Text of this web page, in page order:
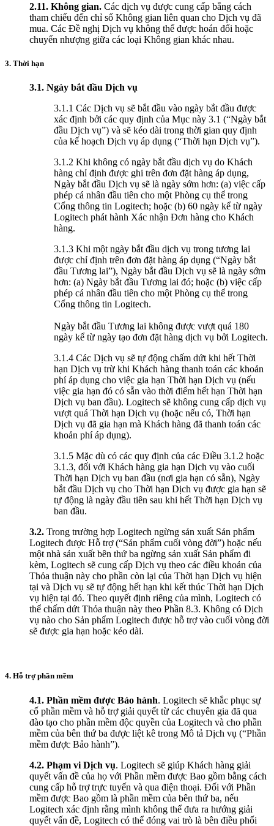
2.11. Không gian. Các dịch vụ được cung cấp bằng cách
tham chiếu đến chỉ số Không gian liên quan cho Dịch vụ đã
mua. Các Đề nghị Dịch vụ không thể được hoán đổi hoặc
chuyển nhượng giữa các loại Không gian khác nhau.
3. Thời hạn
3.1. Ngày bắt đầu Dịch vụ
3.1.1 Các Dịch vụ sẽ bắt đầu vào ngày bắt đầu được
xác định bởi các quy định của Mục này 3.1 (“Ngày bắt
đầu Dịch vụ”) và sẽ kéo dài trong thời gian quy định
của kế hoạch Dịch vụ áp dụng (“Thời hạn Dịch vụ”).
3.1.2 Khi không có ngày bắt đầu dịch vụ do Khách
hàng chỉ định được ghi trên đơn đặt hàng áp dụng,
Ngày bắt đầu Dịch vụ sẽ là ngày sớm hơn: (a) việc cấp
phép cá nhân đầu tiên cho một Phòng cụ thể trong
Cổng thông tin Logitech; hoặc (b) 60 ngày kể từ ngày
Logitech phát hành Xác nhận Đơn hàng cho Khách
hàng.
3.1.3 Khi một ngày bắt đầu dịch vụ trong tương lai
được chỉ định trên đơn đặt hàng áp dụng (“Ngày bắt
đầu Tương lai”), Ngày bắt đầu Dịch vụ sẽ là ngày sớm
hơn: (a) Ngày bắt đầu Tương lai đó; hoặc (b) việc cấp
phép cá nhân đầu tiên cho một Phòng cụ thể trong
Cổng thông tin Logitech.
Ngày bắt đầu Tương lai không được vượt quá 180
ngày kể từ ngày tạo đơn đặt hàng dịch vụ bởi Logitech.
3.1.4 Các Dịch vụ sẽ tự động chấm dứt khi hết Thời
hạn Dịch vụ trừ khi Khách hàng thanh toán các khoản
phí áp dụng cho việc gia hạn Thời hạn Dịch vụ (nếu
việc gia hạn đó có sẵn vào thời điểm hết hạn Thời hạn
Dịch vụ ban đầu). Logitech sẽ không cung cấp dịch vụ
vượt quá Thời hạn Dịch vụ (hoặc nếu có, Thời hạn
Dịch vụ đã gia hạn mà Khách hàng đã thanh toán các
khoản phí áp dụng).
3.1.5 Mặc dù có các quy định của các Điều 3.1.2 hoặc
3.1.3, đối với Khách hàng gia hạn Dịch vụ vào cuối
Thời hạn Dịch vụ ban đầu (nơi gia hạn có sẵn), Ngày
bắt đầu Dịch vụ cho Thời hạn Dịch vụ được gia hạn sẽ
tự động là ngày đầu tiên sau khi hết Thời hạn Dịch vụ
ban đầu.
3.2. Trong trường hợp Logitech ngừng sản xuất Sản phẩm
Logitech được Hỗ trợ (“Sản phẩm cuối vòng đời”) hoặc nếu
một nhà sản xuất bên thứ ba ngừng sản xuất Sản phẩm đi
kèm, Logitech sẽ cung cấp Dịch vụ theo các điều khoản của
Thỏa thuận này cho phần còn lại của Thời hạn Dịch vụ hiện
tại và Dịch vụ sẽ tự động hết hạn khi kết thúc Thời hạn Dịch
vụ hiện tại đó. Theo quyết định riêng của mình, Logitech có
thể chấm dứt Thỏa thuận này theo Phần 8.3. Không có Dịch
vụ nào cho Sản phẩm Logitech được hỗ trợ vào cuối vòng đời
sẽ được gia hạn hoặc kéo dài.
4. Hỗ trợ phần mềm
4.1. Phần mềm được Bảo hành. Logitech sẽ khắc phục sự
cố phần mềm và hỗ trợ giải quyết từ các chuyên gia đã qua
đào tạo cho phần mềm độc quyền của Logitech và cho phần
mềm của bên thứ ba được liệt kê trong Mô tả Dịch vụ (“Phần
mềm được Bảo hành”).
4.2. Phạm vi Dịch vụ. Logitech sẽ giúp Khách hàng giải
quyết vấn đề của họ với Phần mềm được Bao gồm bằng cách
cung cấp hỗ trợ trực tuyến và qua điện thoại. Đối với Phần
mềm được Bao gồm là phần mềm của bên thứ ba, nếu
Logitech xác định rằng mình không thể đưa ra hướng giải
quyết vấn đề, Logitech có thể đóng vai trò là bên điều phối